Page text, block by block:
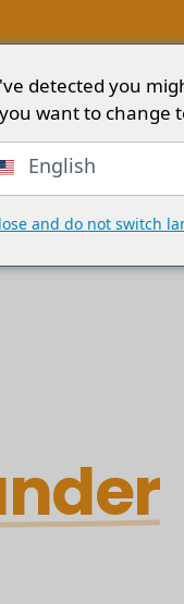
Løsninger
detected you
want to change
English
and do not switch